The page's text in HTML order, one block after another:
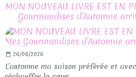
MON NOUVEAU LIVRE EST EN
Gourmandises d’Automne
26/06/2026
L’automne ma saison préférée et